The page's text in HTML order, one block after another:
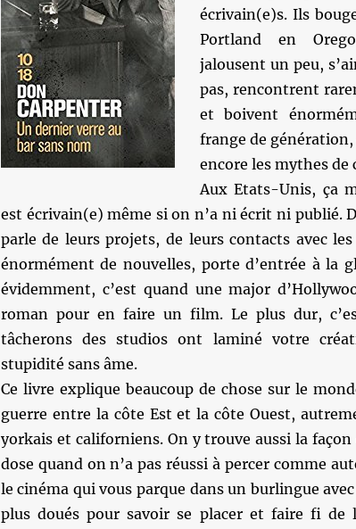
écrivain(e)s. Ils
Portland en
jalousent un peu,
pas, rencontrent
et boivent
frange de
encore les mythes de
Aux Etats-Unis, ça
est écrivain(e) même si on n’a ni écrit ni publié.
parle de leurs projets, de leurs contacts avec
énormément de nouvelles, porte d’entrée à la
évidemment, c’est quand une major
roman pour en faire un film. Le plus dur,
tâcherons des studios ont laminé votre
stupidité sans âme.
Ce livre explique beaucoup de chose sur le
guerre entre la côte Est et la côte Ouest,
yorkais et californiens. On y trouve aussi la façon
dose quand on n’a pas réussi à percer comme
le cinéma qui vous parque dans un burlingue
plus doués pour savoir se placer et faire fi de